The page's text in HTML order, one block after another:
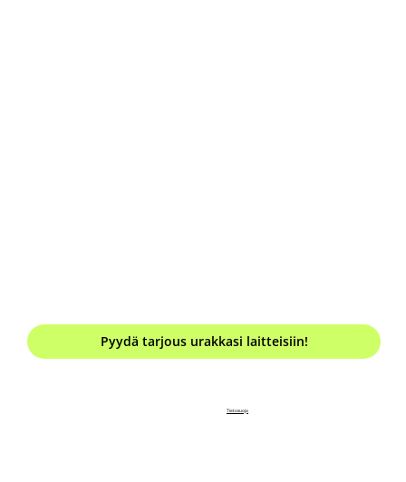
Pyydä tarjous urakkasi laitteisiin!
Tietosuoja